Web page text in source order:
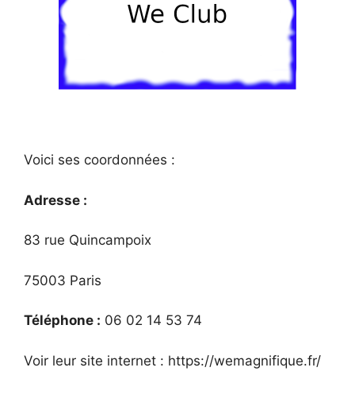
Voici ses coordonnées :
Adresse :
83 rue Quincampoix
75003 Paris
Téléphone : 06 02 14 53 74
Voir leur site internet : https://wemagnifique.fr/